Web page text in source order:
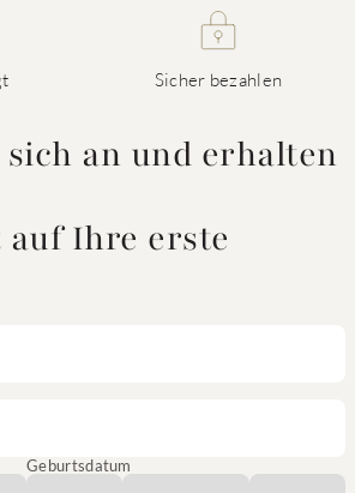
Sicher bezahlen
sich an und erhalten
auf Ihre erste
Geburtsdatum